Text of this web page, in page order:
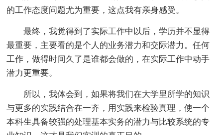
的工作态度问题尤为重要，这点我有亲身感受。
最终，我觉得到了实际工作中以后，学历并不显得
最重要，主要看的是个人的业务潜力和交际潜力。任何
工作，做得时间久了是谁都会做的，在实际工作中动手
潜力更重要。
所以，我体会到，如果将我们在大学里所学的知识
与更多的实践结合在一齐，用实践来检验真理，使一个
本科生具备较强的处理基本实务的潜力与比较系统的专